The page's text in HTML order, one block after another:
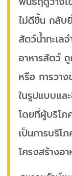
ไม่ดีขึ้น กลับ
สัตว์น้ำทะเล
อาหารสัตว์
หรือ การวา
ในรูปแบบแล
โดยที่ผู้บริโภ
เป็นการบริโ
โครงสร้างอ